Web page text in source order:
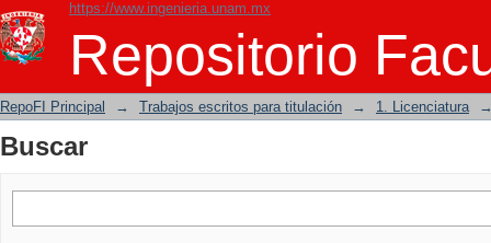
https://www.ingenieria.unam.mx
Repositorio
Buscar
RepoFI Principal → Trabajos escritos para titulación → 1. Licenciatura
Buscar